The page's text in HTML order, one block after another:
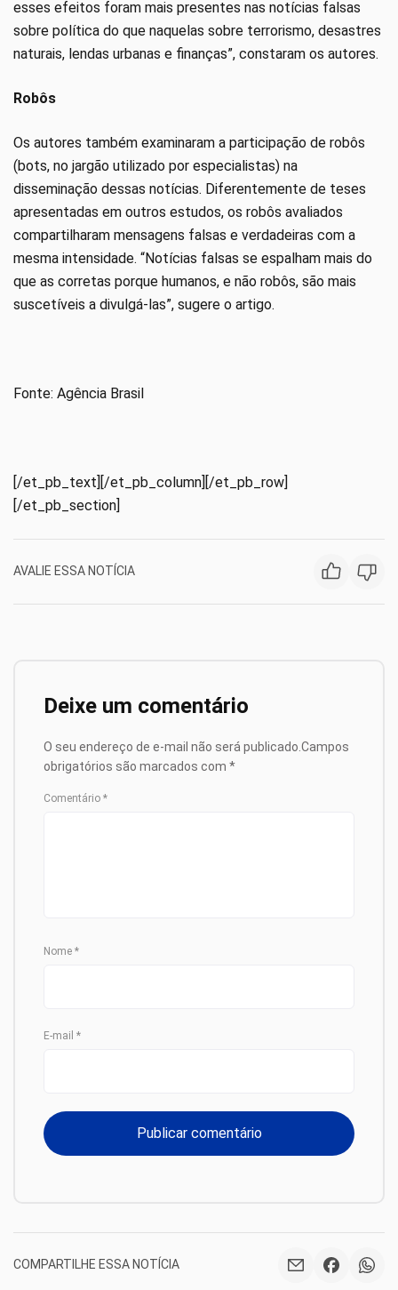
esses efeitos foram mais presentes nas notícias falsas
sobre política do que naquelas sobre terrorismo, desastres
naturais, lendas urbanas e finanças”, constaram os autores.
Robôs
Os autores também examinaram a participação de robôs
(bots, no jargão utilizado por especialistas) na
disseminação dessas notícias. Diferentemente de teses
apresentadas em outros estudos, os robôs avaliados
compartilharam mensagens falsas e verdadeiras com a
mesma intensidade. “Notícias falsas se espalham mais do
que as corretas porque humanos, e não robôs, são mais
suscetíveis a divulgá-las”, sugere o artigo.
Fonte: Agência Brasil
[/et_pb_text][/et_pb_column][/et_pb_row]
[/et_pb_section]
AVALIE ESSA NOTÍCIA
Deixe um comentário
O seu endereço de e-mail não será publicado. Campos
obrigatórios são marcados com *
Comentário *
Nome *
E-mail *
COMPARTILHE ESSA NOTÍCIA